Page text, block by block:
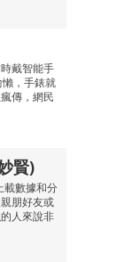
戴智能手
，手錶就
傳，網民
賢)
載數據和分
朋好友或
人來說非